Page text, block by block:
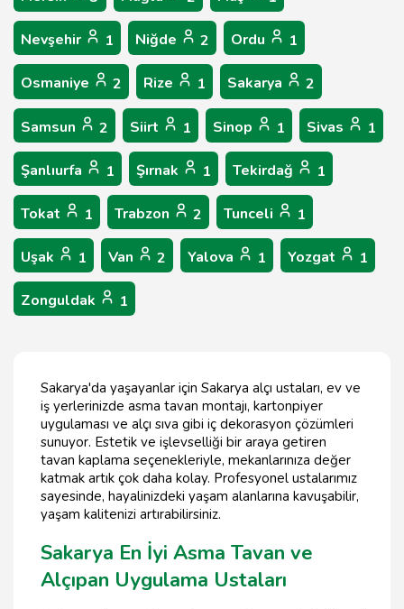
Nevşehir 1 Niğde 2 Ordu 1
Osmaniye 2 Rize 1 Sakarya 2
Samsun 2 Siirt 1 Sinop 1 Sivas 1
Şanlıurfa 1 Şırnak 1 Tekirdağ 1
Tokat 1 Trabzon 2 Tunceli 1
Uşak 1 Van 2 Yalova 1 Yozgat 1
Zonguldak 1
Sakarya'da yaşayanlar için Sakarya alçı ustaları, ev ve
iş yerlerinizde asma tavan montajı, kartonpiyer
uygulaması ve alçı sıva gibi iç dekorasyon çözümleri
sunuyor. Estetik ve işlevselliği bir araya getiren
tavan kaplama seçenekleriyle, mekanlarınıza değer
katmak artık çok daha kolay. Profesyonel ustalarımız
sayesinde, hayalinizdeki yaşam alanlarına kavuşabilir,
yaşam kalitenizi artırabilirsiniz.
Sakarya En İyi Asma Tavan ve
Alçıpan Uygulama Ustaları